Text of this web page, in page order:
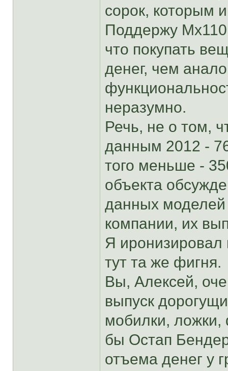
сорок, которым
Поддержу
что покупать
денег, чем
неразумно.
Речь, не о том,
данным 2012 -
того меньше -
объекта
данных моделей
компании, их
Я иронизировал
тут та же фигня.
Вы, Алексей,
выпуск
мобилки, ложки,
бы Остап
отъема денег у